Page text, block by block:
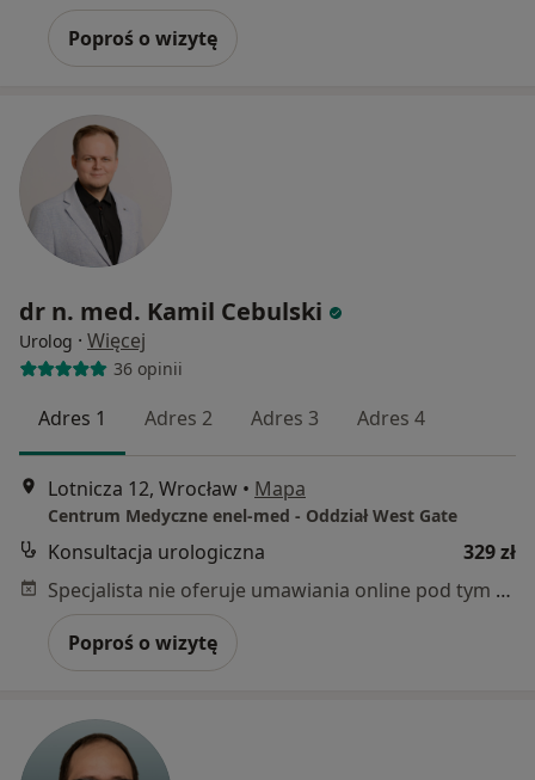
Poproś o wizytę
dr n. med. Kamil Cebulski
Urolog · Więcej
36 opinii
Adres 1 Adres 2 Adres 3 Adres 4
Lotnicza 12, Wrocław • Mapa
Centrum Medyczne enel-med - Oddział West Gate
Konsultacja urologiczna
329 zł
Specjalista nie oferuje umawiania online pod tym adresem.
Poproś o wizytę